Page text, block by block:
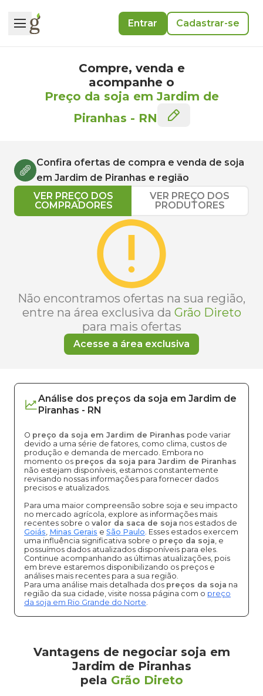
Entrar Cadastrar-se
Compre, venda e
acompanhe o
Preço da soja em Jardim de
Piranhas - RN
Confira ofertas de compra e venda de soja
em Jardim de Piranhas e região
VER PREÇO DOS
COMPRADORES
VER PREÇO DOS
PRODUTORES
Não encontramos ofertas na sua região,
entre na área exclusiva da Grão Direto
para mais ofertas
Acesse a área exclusiva
Análise dos preços da soja em Jardim de
Piranhas - RN
O preço da soja em Jardim de Piranhas pode variar
devido a uma série de fatores, como clima, custos de
produção e demanda de mercado. Embora no
momento os preços da soja para Jardim de Piranhas
não estejam disponíveis, estamos constantemente
revisando nossas informações para fornecer dados
precisos e atualizados.
Para uma maior compreensão sobre soja e seu impacto
no mercado agrícola, explore as informações mais
recentes sobre o valor da saca de soja nos estados de
Goiás, Minas Gerais e São Paulo. Esses estados exercem
uma influência significativa sobre o preço da soja, e
possuímos dados atualizados disponíveis para eles.
Continue acompanhando as últimas atualizações, pois
em breve estaremos disponibilizando os preços e
análises mais recentes para a sua região.
Para uma análise mais detalhada dos preços da soja na
região da sua cidade, visite nossa página com o preço
da soja em Rio Grande do Norte.
Vantagens de negociar soja em
Jardim de Piranhas
pela Grão Direto